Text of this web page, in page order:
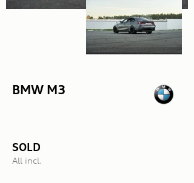
BMW M3
SOLD
All incl.